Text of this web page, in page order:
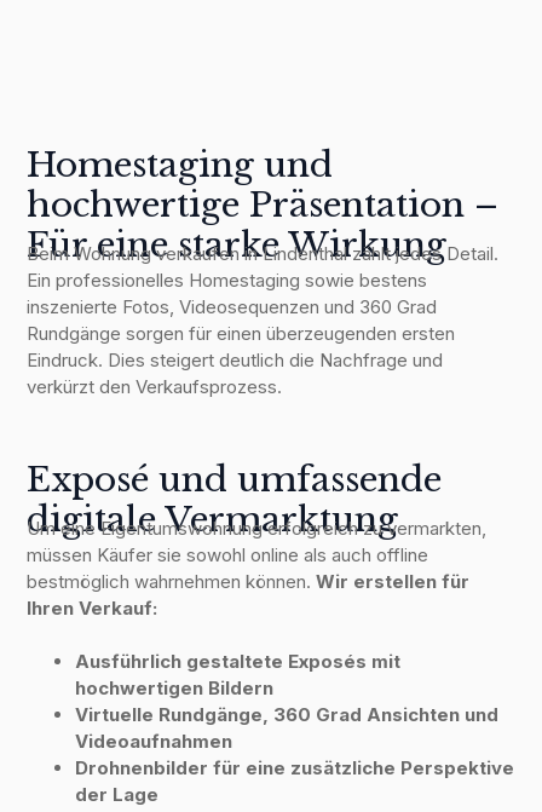
Homestaging und
hochwertige Präsentation –
Für eine starke Wirkung
BeimWohnung verkaufen in Lindenthalzählt jedes Detail.
Ein professionelles Homestaging sowie bestens
inszenierte Fotos, Videosequenzen und 360 Grad
Rundgänge sorgen für einen überzeugenden ersten
Eindruck. Dies steigert deutlich die Nachfrage und
verkürzt den Verkaufsprozess.
Exposé und umfassende
digitale Vermarktung
Um eine Eigentumswohnung erfolgreich zu vermarkten,
müssen Käufer sie sowohl online als auch offline
bestmöglich wahrnehmen können.Wir erstellen für
Ihren Verkauf:
Ausführlich gestaltete Exposés mit
hochwertigen Bildern
Virtuelle Rundgänge, 360 Grad Ansichten und
Videoaufnahmen
Drohnenbilder für eine zusätzliche Perspektive
der Lage